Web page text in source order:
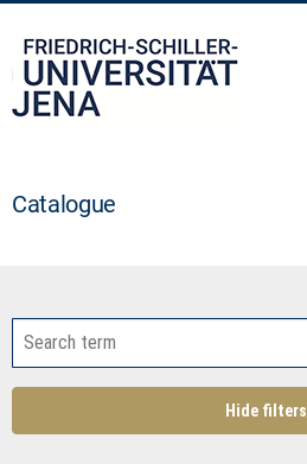
Catalogue
Hide filters